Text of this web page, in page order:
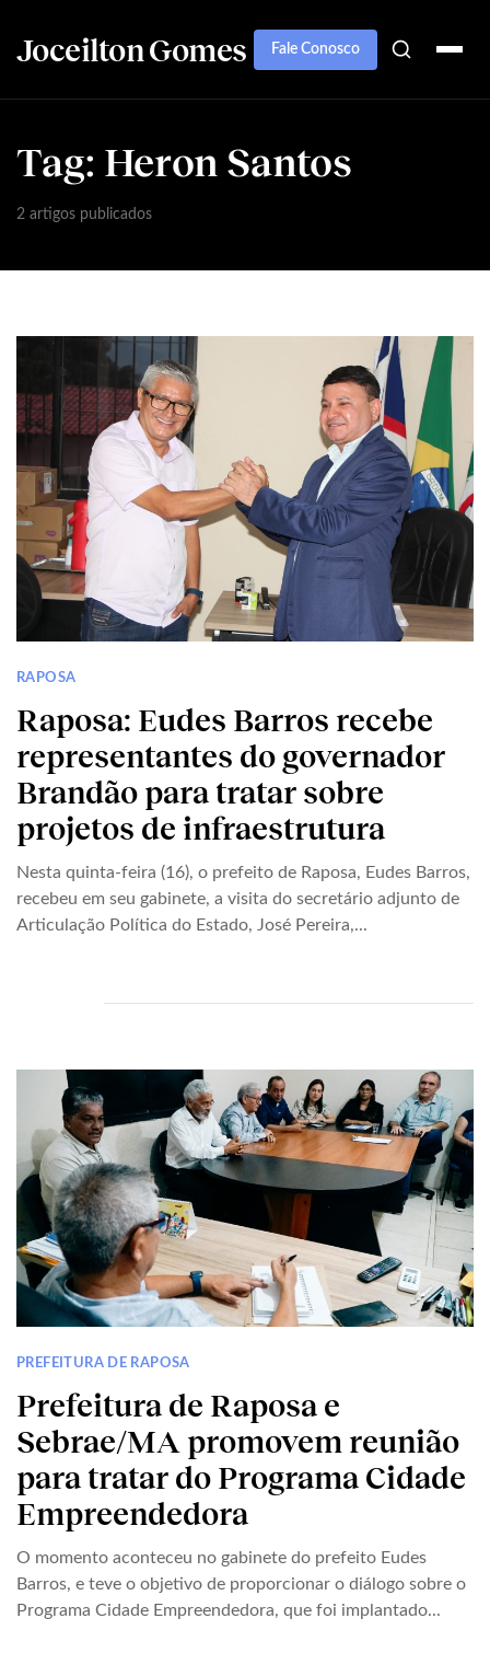
Joceilton Gomes Fale Conosco
Tag: Heron Santos
2 artigos publicados
RAPOSA
Raposa: Eudes Barros recebe
representantes do governador
Brandão para tratar sobre
projetos de infraestrutura
Nesta quinta-feira (16), o prefeito de Raposa, Eudes Barros,
recebeu em seu gabinete, a visita do secretário adjunto de
Articulação Política do Estado, José Pereira,...
PREFEITURA DE RAPOSA
Prefeitura de Raposa e
Sebrae/MA promovem reunião
para tratar do Programa Cidade
Empreendedora
O momento aconteceu no gabinete do prefeito Eudes
Barros, e teve o objetivo de proporcionar o diálogo sobre o
Programa Cidade Empreendedora, que foi implantado...